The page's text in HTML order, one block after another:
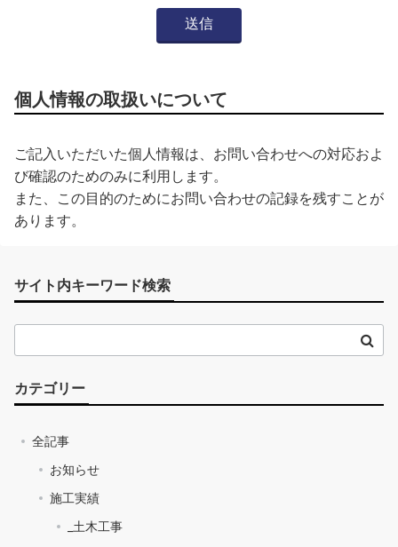
個人情報の取扱いについて
ご記入いただいた個人情報は、お問い合わせへの対応およ
び確認のためのみに利用します。
また、この目的のためにお問い合わせの記録を残すことが
あります。
サイト内キーワード検索
カテゴリー
全記事
お知らせ
施工実績
_土木工事